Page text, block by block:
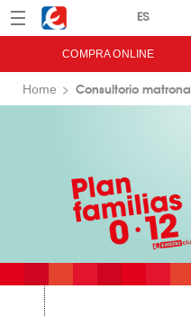
Menú Eroski
COMPRA ONLINE
Home Consultorio matrona